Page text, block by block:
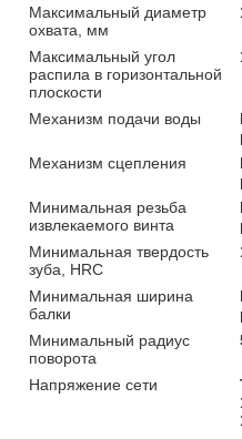
Максимальный диаметр
охвата, мм
Максимальный угол
распила в горизонтальной
плоскости
Механизм подачи воды
Механизм сцепления
Минимальная резьба
извлекаемого винта
Минимальная твердость
зуба, HRC
Минимальная ширина
балки
Минимальный радиус
поворота
Напряжение сети